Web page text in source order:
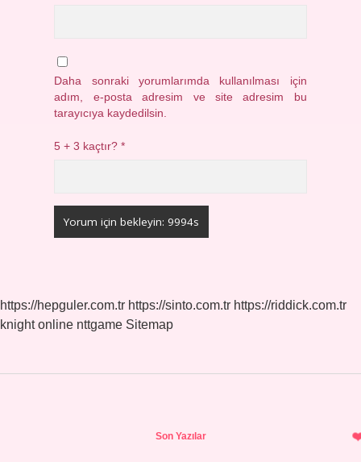
Daha sonraki yorumlarımda kullanılması için
adım, e-posta adresim ve site adresim bu
tarayıcıya kaydedilsin.
5 + 3 kaçtır?*
https://hepguler.com.tr https://sinto.com.tr https://riddick.com.tr
knight online nttgame Sitemap
Son Yazılar